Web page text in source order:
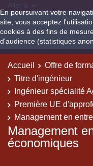
En poursuivant votre
site, vous acceptez
cookies à des fins de mesure
d'audience (statistiques
Accueil
Offre de
Titre d'ingénieur
Ingénieur spécialité
Première UE
Management en
Management
économiques